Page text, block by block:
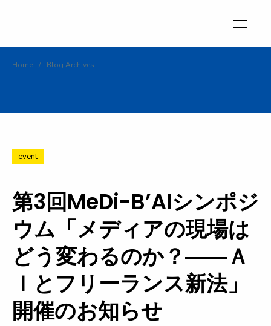
Home / Blog Archives
event
第3回MeDi-B’AIシンポジ
ウム「メディアの現場は
どう変わるのか？――Ａ
Ｉとフリーランス新法」
開催のお知らせ